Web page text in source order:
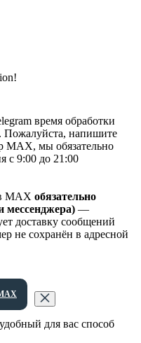
время обработки
Пожалуйста, напишите
МАХ, мы обязательно
с 9:00 до 21:00
в МАХ обязательно
мессенджера) —
доставку сообщений
не сохранён в адресной
МАХ
для вас способ